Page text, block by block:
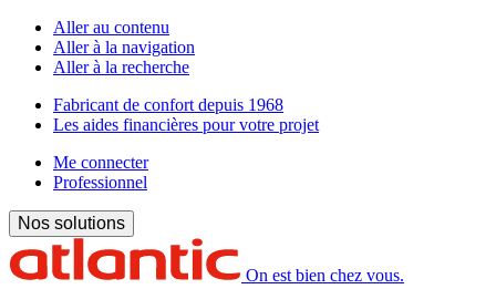
Aller au contenu
Aller à la navigation
Aller à la recherche
Fabricant de confort depuis 1968
Les aides financières pour votre projet
Me connecter
Professionnel
Nos solutions
On est bien chez vous.